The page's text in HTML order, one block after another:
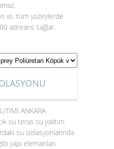
vs. tüm yüzeylerde
adreans sağlar.
ANKARA
su teras su yalıtım
su izolasyonlarında
yapı elemanları